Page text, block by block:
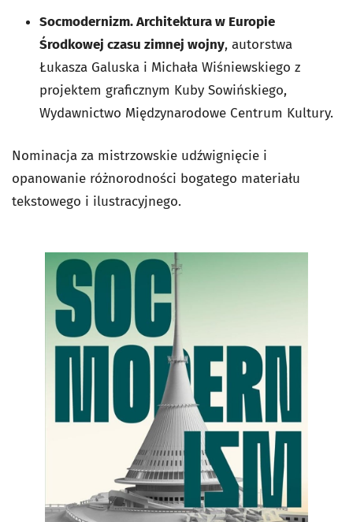
Socmodernizm. Architektura w Europie
Środkowej czasu zimnej wojny, autorstwa
Łukasza Galuska i Michała Wiśniewskiego z
projektem graficznym Kuby Sowińskiego,
Wydawnictwo Międzynarodowe Centrum Kultury.
Nominacja za mistrzowskie udźwignięcie i
opanowanie różnorodności bogatego materiału
tekstowego i ilustracyjnego.